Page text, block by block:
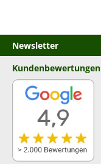
Newsletter
Kundenbewertungen